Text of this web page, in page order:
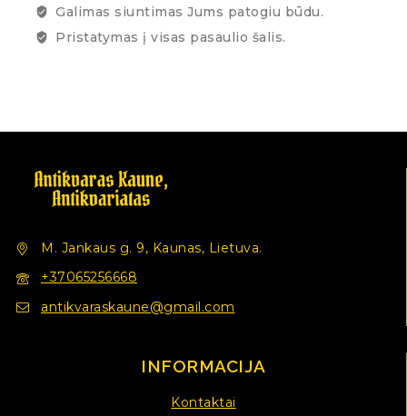
Galimas siuntimas Jums patogiu būdu.
Pristatymas į visas pasaulio šalis.
M. Jankaus g. 9, Kaunas, Lietuva.
+37065256668
antikvaraskaune@gmail.com
INFORMACIJA
Kontaktai